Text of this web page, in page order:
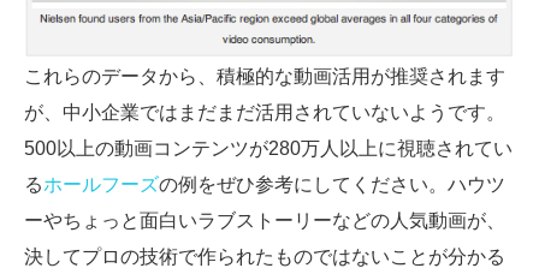
これらのデータから、積極的な動画活用が推奨されます
が、中小企業ではまだまだ活用されていないようです。
500以上の動画コンテンツが280万人以上に視聴されてい
るホールフーズの例をぜひ参考にしてください。ハウツ
ーやちょっと面白いラブストーリーなどの人気動画が、
決してプロの技術で作られたものではないことが分かる